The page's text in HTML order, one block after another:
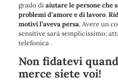
grado diaiutare le persone che
problemi d’amore e di lavoro.
motivi l’aveva persa. Avere un
sensitive sarà semplicissimo;
telefonica .
Non fidatevi
merce siete voi!